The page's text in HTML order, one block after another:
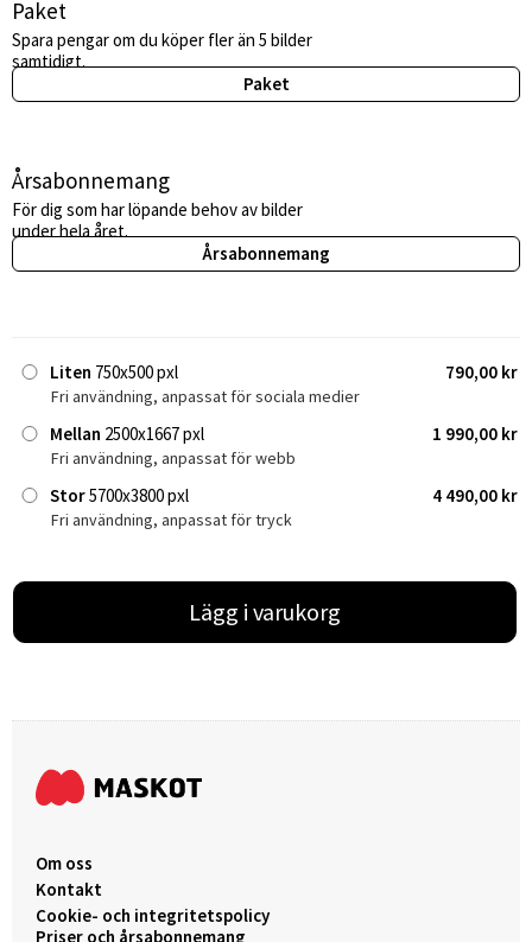
Paket
Spara pengar om du köper fler än 5 bilder
samtidigt.
Paket
Årsabonnemang
För dig som har löpande behov av bilder
under hela året.
Årsabonnemang
Liten 750x500 pxl 790,00 kr
Fri användning, anpassat för sociala medier
Mellan 2500x1667 pxl 1 990,00 kr
Fri användning, anpassat för webb
Stor5700x3800 pxl 4 490,00 kr
Fri användning, anpassat för tryck
Lägg i varukorg
Om oss
Kontakt
Cookie- och integritetspolicy
Priser och årsabonnemang